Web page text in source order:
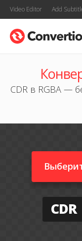
Video Editor Add
CDR в RGBA —
CDR